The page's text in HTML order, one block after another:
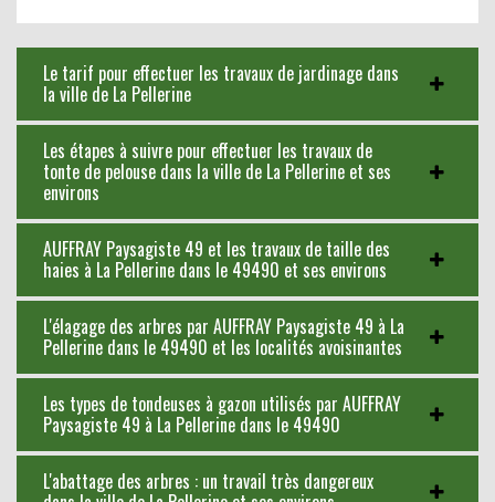
Le tarif pour effectuer les travaux de jardinage dans
la ville de La Pellerine
Les étapes à suivre pour effectuer les travaux de
tonte de pelouse dans la ville de La Pellerine et ses
environs
AUFFRAY Paysagiste 49 et les travaux de taille des
haies à La Pellerine dans le 49490 et ses environs
L'élagage des arbres par AUFFRAY Paysagiste 49 à La
Pellerine dans le 49490 et les localités avoisinantes
Les types de tondeuses à gazon utilisés par AUFFRAY
Paysagiste 49 à La Pellerine dans le 49490
L'abattage des arbres : un travail très dangereux